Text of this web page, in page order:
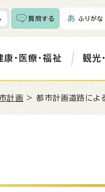
質問する ふりがな
康・医療・福祉 観光
計画 > 都市計画道路によ